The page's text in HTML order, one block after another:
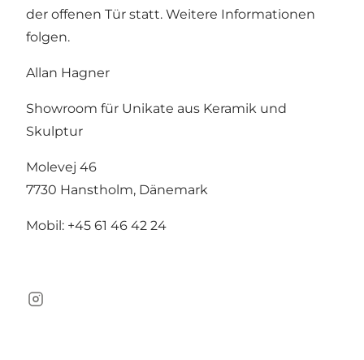
der offenen Tür statt. Weitere Informationen
folgen.
Allan Hagner
Showroom für Unikate aus Keramik und
Skulptur
Molevej 46
7730 Hanstholm, Dänemark
Mobil: +45 61 46 42 24
Instagram